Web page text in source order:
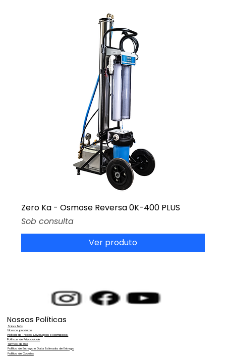
Zero Ka - Osmose Reversa 0K-400 PLUS
Preço
Sob consulta
Ver produto
Nossas Políticas
Nossos produtos
Sobre Nós
Política de Trocas, Devoluções e Reembolso.
Políticas de Privacidade
Política de Entrega e Data Estimada de Entrega
Política de Cookies
Termos de Uso